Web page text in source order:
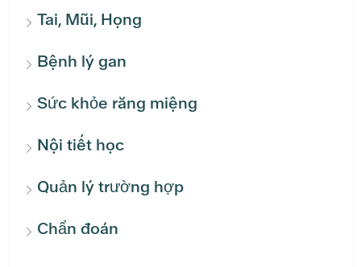
Tai, Mũi, Họng
Bệnh lý gan
Sức khỏe răng miệng
Nội tiết học
Quản lý trường hợp
Chẩn đoán